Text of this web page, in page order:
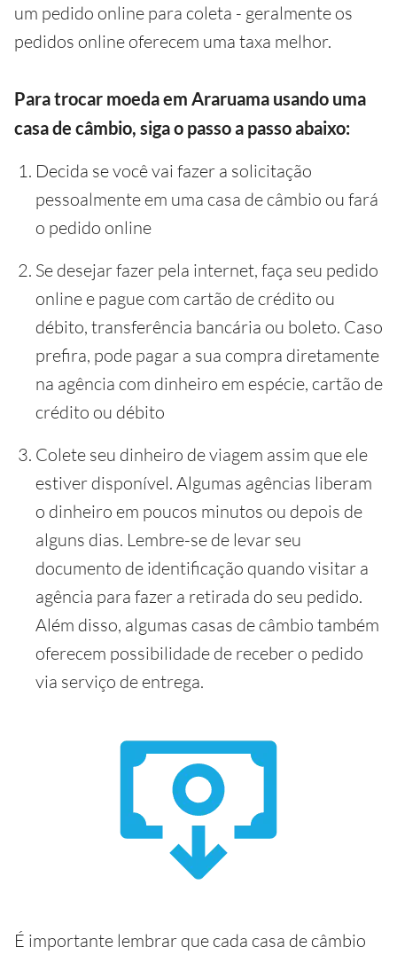
um pedido online para coleta - geralmente os
pedidos online oferecem uma taxa melhor.
Para trocar moeda em Araruama usando uma
casa de câmbio, siga o passo a passo abaixo:
Decida se você vai fazer a solicitação
pessoalmente em uma casa de câmbio ou fará
o pedido online
Se desejar fazer pela internet, faça seu pedido
online e pague com cartão de crédito ou
débito, transferência bancária ou boleto. Caso
prefira, pode pagar a sua compra diretamente
na agência com dinheiro em espécie, cartão de
crédito ou débito
Colete seu dinheiro de viagem assim que ele
estiver disponível. Algumas agências liberam
o dinheiro em poucos minutos ou depois de
alguns dias. Lembre-se de levar seu
documento de identificação quando visitar a
agência para fazer a retirada do seu pedido.
Além disso, algumas casas de câmbio também
oferecem possibilidade de receber o pedido
via serviço de entrega.
É importante lembrar que cada casa de câmbio